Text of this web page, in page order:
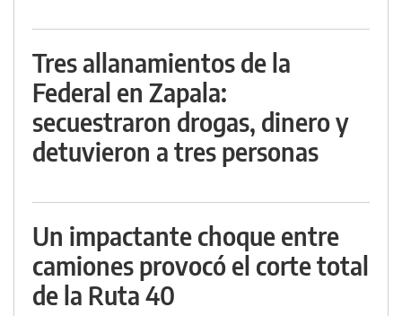
Tres allanamientos de la
Federal en Zapala:
secuestraron drogas, dinero y
detuvieron a tres personas
Un impactante choque entre
camiones provocó el corte total
de la Ruta 40